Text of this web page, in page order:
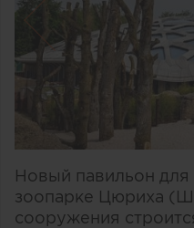
Новый павильон
зоопарке Цюриха
сооружения